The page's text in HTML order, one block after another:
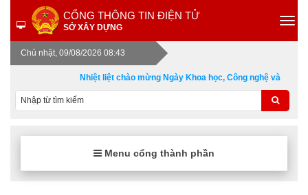
CỔNG THÔNG TIN ĐIỆN TỬ
SỞ XÂY DỰNG
Chủ nhật, 09/08/2026 08:43
Nhiệt liệt chào mừng Ngày Khoa học, Công nghệ và Đổi
Menu cổng thành phần